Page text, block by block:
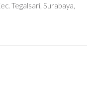
Tegalsari, Surabaya,